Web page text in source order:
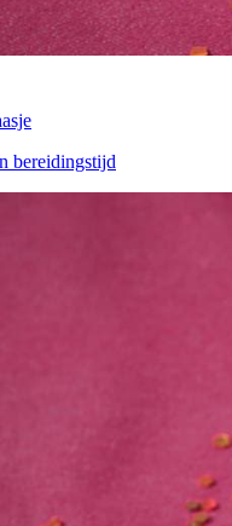
bereidingstijd